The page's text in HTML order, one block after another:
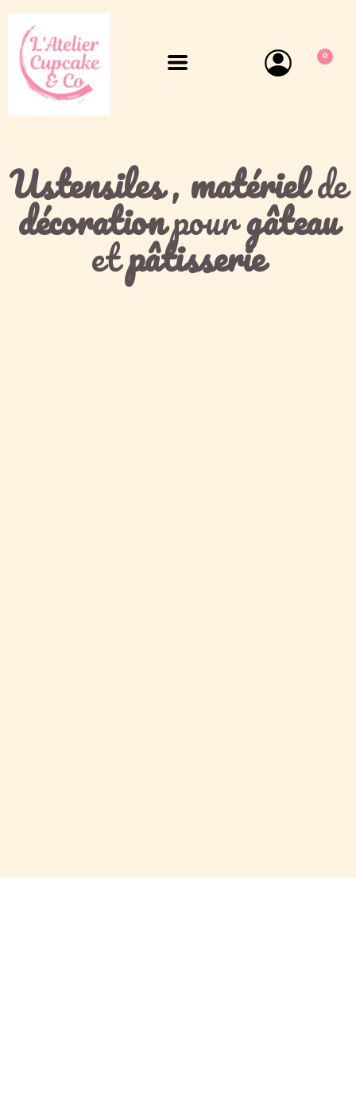
0
Ustensiles, matérielde
décorationpourgâteau
etpâtisserie